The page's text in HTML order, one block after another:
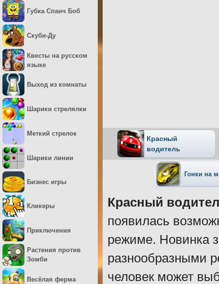
Красный
водитель
Гонки на
Красный
появилась
режиме. Новинка
разнообразными
человек может
Губка Спанч Боб
Скуби-Ду
Квесты на русском
языке
Выход из комнаты
Шарики стрелялки
Меткий стрелок
Шарики линии
Бизнес игры
Кликеры
Приключения
Растения против
Зомби
Весёлая ферма